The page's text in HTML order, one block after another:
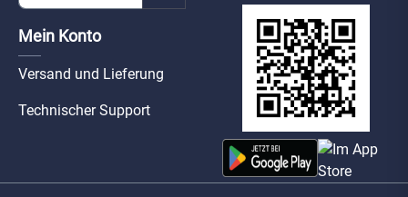
Mein Konto
Versand und Lieferung
Technischer Support